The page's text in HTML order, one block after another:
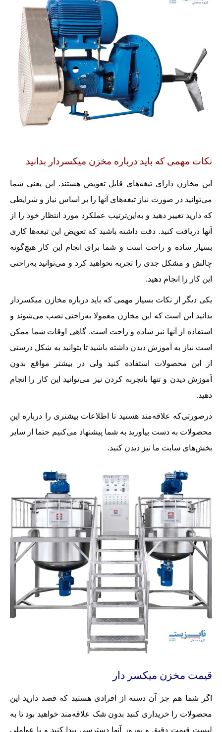
نکات مهمی که باید درباره مخزن میکسردار بدانید
این مخازن دارای تیغه‌های قابل تعویض هستند. این یعنی شما
می‌توانید در صورت نیاز تیغه‌های آنها را بر اساس نیاز و شرایطی
که دارید تغییر دهید و به‌این‌ترتیب عملکرد مورد انتظار خود را از
آنها دریافت کنید. دقت داشته باشید که تعویض این تیغه‌ها کاری
بسیار ساده و راحت است و شما برای انجام این کار هیچ‌گونه
چالش و مشکل جدی را تجربه نخواهید کرد و می‌توانید به‌راحتی
این کار را انجام دهید.
یکی دیگر از نکات بسیار مهمی که باید درباره مخازن میکسردار
بدانید این است که این مخازن معمولا به‌راحتی نصب می‌شوند و
استفاده از آنها نیز ساده و راحت است. گاهی اوقات شما ممکن
است نیاز به آموزش دیدن داشته باشید تا بتوانید به شکل درستی
از این محصولات استفاده کنید ولی در بیشتر مواقع بدون
آموزش دیدن و تنها باتجربه کردن نیز می‌توانید این کار را انجام
دهید.
درصورتی‌که علاقه‌مند هستید تا اطلاعات بیشتری را درباره این
محصولات به دست بیاورید به شما پیشنهاد می‌کنیم حتما از سایر
بخش‌های سایت ما نیز دیدن کنید.
قیمت مخزن میکسر دار
اگر شما هم جز آن دسته از افرادی هستید که قصد دارید این
محصولات را خریداری کنید بدون شک علاقه‌مند خواهید بود تا به
لیست قیمت دقیق و به‌روز آنها دسترسی پیدا کنید و با عواملی